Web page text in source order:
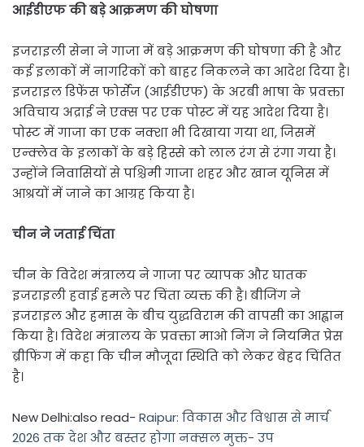
आईडीएफ की बड़े आक्रमण की घोषणा
इजराइली सेना ने गाजा में बड़े आक्रमण की घोषणा की है और
कई इलाकों में नागरिकों को बाहर निकलने का आदेश दिया है।
इजराइल डिफेंस फोर्सेज (आईडीएफ) के अरबी भाषा के प्रवक्ता
अविचाय अद्राई ने एक्स पर एक पोस्ट में यह आदेश दिया है।
पोस्ट में गाजा का एक नक्शा भी दिखाया गया था, जिसमें
एन्क्लेव के इलाकों के बड़े हिस्से को लाल रंग से रंगा गया है।
उन्होंने निवासियों से पश्चिमी गाजा शहर और खान यूनिस में
आश्रयों में जाने का आग्रह किया है।
चीन ने जताई चिंता
चीन के विदेश मंत्रालय ने गाजा पर व्यापक और घातक
इजराइली हवाई हमले पर चिंता व्यक्त की है। बीजिंग ने
इजराइल और हमास के बीच युद्धविराम की वापसी का आह्वान
किया है। विदेश मंत्रालय के प्रवक्ता माओ निंग ने नियमित प्रेस
ब्रीफिंग में कहा कि चीन मौजूदा स्थिति को लेकर बेहद चिंतित
है।
New Delhi:also read- Raipur: विकास और विश्वास से मार्च
2026 तक देश और बस्तर होगा नक्सल मुक्त- उप